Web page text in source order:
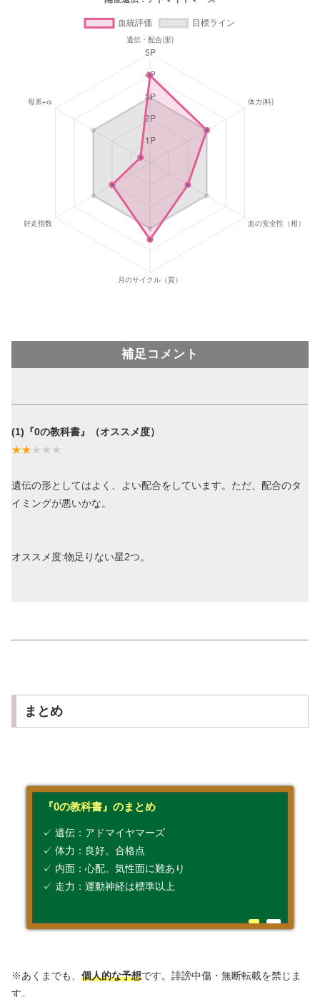
補足コメント
(1)『0の教科書』（オススメ度）
遺伝の形としてはよく、よい配合をしています。ただ、配合のタ
イミングが悪いかな。
オススメ度:物足りない星2つ。
まとめ
『0の教科書』のまとめ
✓ 遺伝：アドマイヤマーズ
✓ 体力：良好。合格点
✓ 内面：心配。気性面に難あり
✓ 走力：運動神経は標準以上
※あくまでも、 個人的な予想です。誹謗中傷・無断転載を禁じま
す。